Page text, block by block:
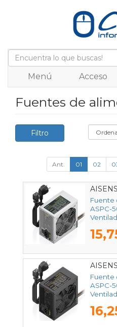
Menú Acceso
Fuentes de
Filtro
Ant. 01 02
Fuente
ASPC-
PSEBK
Fuente
ASPC-